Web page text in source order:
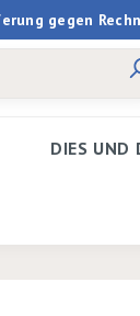
gegen
DIES UND